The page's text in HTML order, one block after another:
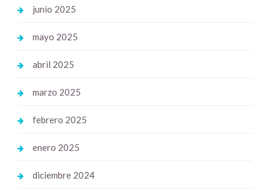
junio 2025
mayo 2025
abril 2025
marzo 2025
febrero 2025
enero 2025
diciembre 2024